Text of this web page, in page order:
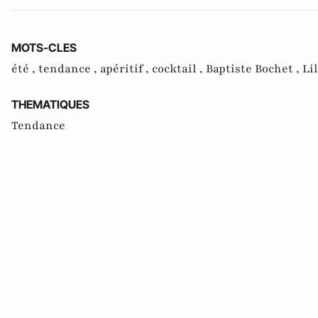
MOTS-CLES
été , tendance , apéritif , cocktail , Baptiste Bochet ,
THEMATIQUES
Tendance